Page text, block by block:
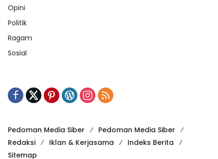
Opini
Politik
Ragam
Sosial
Pedoman Media Siber
Pedoman Media Siber
Redaksi
Iklan & Kerjasama
Indeks Berita
Sitemap